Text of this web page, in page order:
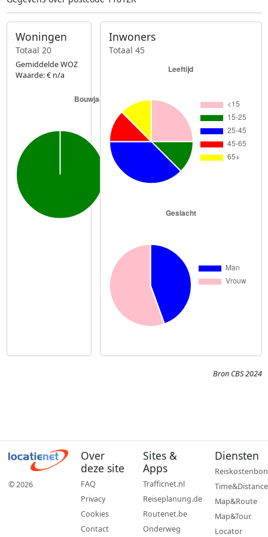
Woningen
Totaal 20
Gemiddelde WOZ
Waarde: € n/a
Inwoners
Totaal 45
Bron CBS 2024
© 2026
Over
deze site
FAQ
Privacy
Cookies
Contact
Sites &
Apps
Trafficnet.nl
Reiseplanung.de
Routenet.be
Onderweg
Diensten
Reiskostenbon
Time&Distance
Map&Route
Map&Tour
Locator